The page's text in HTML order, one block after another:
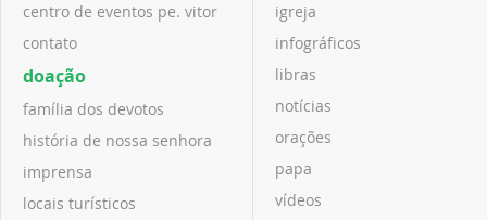
centro de eventos pe. vitor
contato
doação
família dos devotos
história de nossa senhora
imprensa
locais turísticos
igreja
infográficos
libras
notícias
orações
papa
vídeos